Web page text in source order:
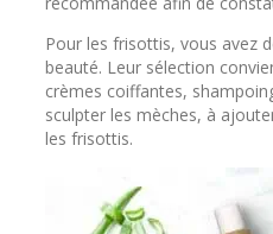
Pour les frisottis, vous avez
beauté. Leur sélection
crèmes coiffantes,
sculpter les mèches, à
les frisottis.